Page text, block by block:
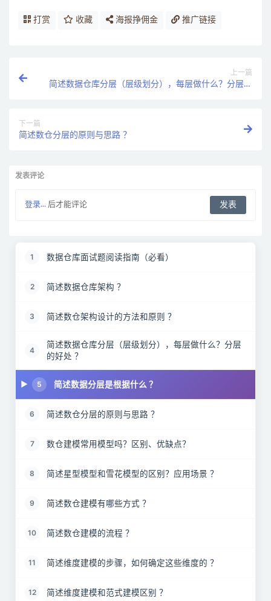
打赏 收藏 海报挣佣金 推广链接
上一篇
简述数据仓库分层（层级划分），每层做什么？分层的
下一篇
简述数仓分层的原则与思路 ？
发表评论
登录... 后才能评论
1 数据仓库面试题阅读指南（必看）
2 简述数据仓库架构 ？
3 简述数仓架构设计的方法和原则 ？
4
简述数据仓库分层（层级划分），每层做什么？分层
的好处 ？
5 简述数据分层是根据什么 ？
6 简述数仓分层的原则与思路 ？
7 数仓建模常用模型吗？区别、优缺点？
8 简述星型模型和雪花模型的区别？应用场景 ？
9 简述数仓建模有哪些方式 ？
10 简述数仓建模的流程 ？
11 简述维度建模的步骤，如何确定这些维度的 ？
12 简述维度建模和范式建模区别 ？